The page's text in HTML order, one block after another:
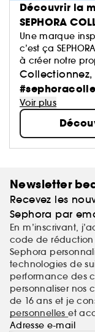
Découvrir la
SEPHORA
Une marque
c’est ça
à créer notre
a justement
maquillage aux
bain aux
mission de
Voir plus
Newsletter
Recevez les
Sephora par
En m’inscrivant,
code de réduction
Sephora
technologies de
performance des
personnaliser nos
de 16 ans et je
personnelleset
Adresse e-mail